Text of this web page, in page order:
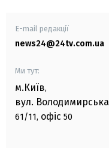
E-mail редакції
news24@24tv.com.ua
Ми тут:
м.Київ,
вул. Володимирська
61/11, офіс 50